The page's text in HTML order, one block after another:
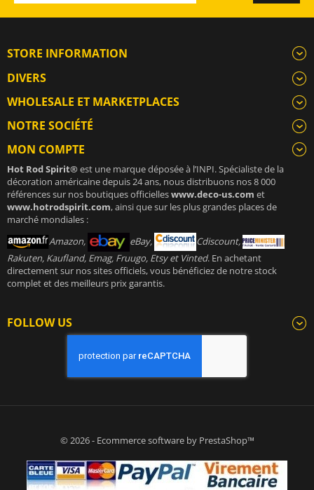
STORE INFORMATION
DIVERS
WHOLESALE ET MARKETPLACES
NOTRE SOCIÉTÉ
MON COMPTE
Hot Rod Spirit®est une marque déposée à l’INPI. Spécialiste de la
décoration américaine depuis 24 ans, nous distribuons nos 8 000
références sur nos boutiques officielleswww.deco-us.com et
www.hotrodspirit.com, ainsi que sur les plus grandes places de
marché mondiales :
Amazon,
eBay,
Cdiscount,
Rakuten, Kaufland, Emag, Fruugo, Etsy et Vinted. En achetant
directement sur nos sites officiels, vous bénéficiez de notre stock
complet et des meilleurs prix garantis.
FOLLOW US
© 2026 - Ecommerce software by PrestaShop™